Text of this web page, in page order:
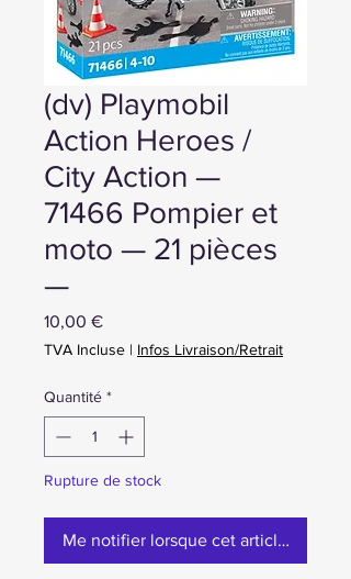
(dv) Playmobil
Action Heroes /
City Action —
71466 Pompier et
moto — 21 pièces
—
10,00 €Prix
TVA Incluse | Infos Livraison/Retrait
Quantité *
Rupture de stock
Me notifier lorsque cet article est